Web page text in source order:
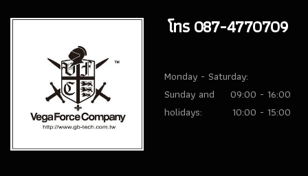
โทร 087-4770709
Monday - Saturday:
09:00 - 16:00
Sunday and
holidays:
10:00 - 15:00